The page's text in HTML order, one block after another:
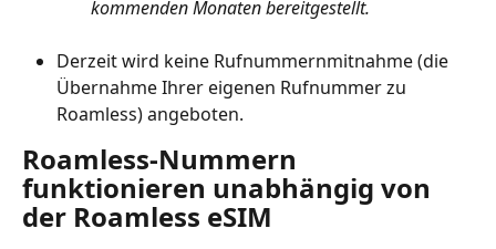
kommenden Monaten bereitgestellt.
Derzeit wird keine Rufnummernmitnahme (die
Übernahme Ihrer eigenen Rufnummer zu
Roamless) angeboten.
Roamless-Nummern
funktionieren unabhängig von
der Roamless eSIM